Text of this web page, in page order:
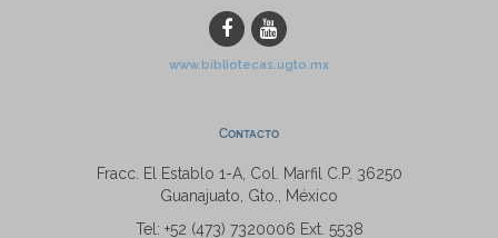
www.bibliotecas.ugto.mx
Contacto
Fracc. El Establo 1-A, Col. Marfil C.P. 36250
Guanajuato, Gto., México
Tel: +52 (473) 7320006 Ext. 5538